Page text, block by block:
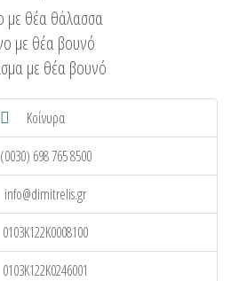
με θέα θάλασσα
με θέα βουνό
με θέα βουνό
Κοίνυρα
(0030) 698 765 8500
info@dimitrelis.gr
0103K122K0008100
0103K122K0246001